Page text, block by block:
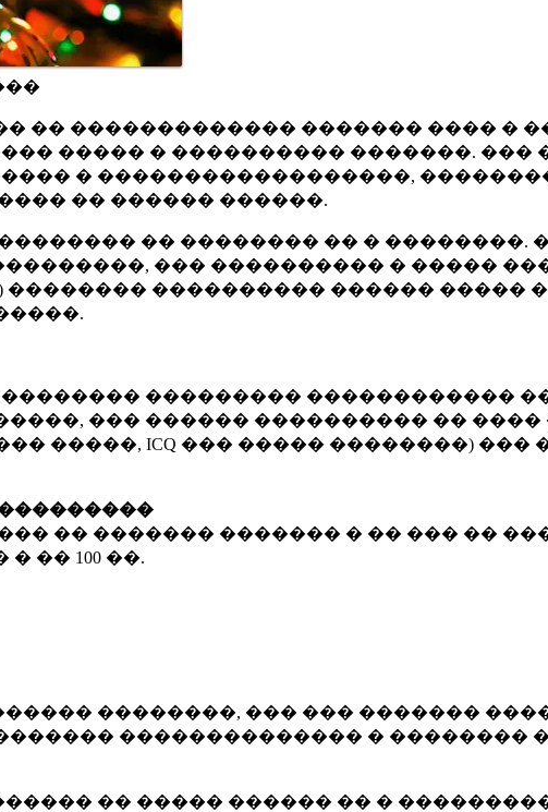
�� ������������� ������� ���� �
����� � ���������� �������. ���
� ������������������,
�� ������ ������.
�� �������� �� � ��������.
��� ���������� � �����
�������� ���������� ������ �����
.
��������� ������������
��� ������ ���������� �� ����
�����, ICQ ��� ����� ��������)
�� ������� ������� � �� ��� ��
� �� 100 ��.
��������, ��� ��� �������
�������������� � ��������
�� ����� ������ �� �